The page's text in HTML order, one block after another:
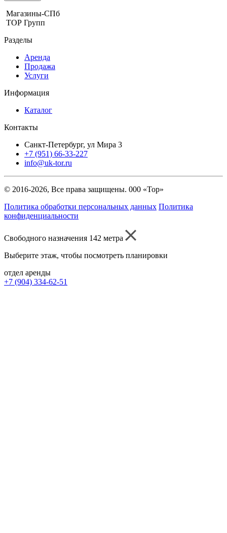
Магазины-СПб
ТОР Групп
Разделы
Аренда
Продажа
Услуги
Информация
Каталог
Контакты
Санкт-Петербург, ул Мира 3
+7 (951) 66-33-227
info@uk-tor.ru
© 2016-2026, Все права защищены. 000 «Тор»
Политика обработки персональных данных Политика
конфиденциальности
Свободного назначения 142 метра
Выберите этаж, чтобы посмотреть планировки
отдел аренды
+7 (904) 334-62-51